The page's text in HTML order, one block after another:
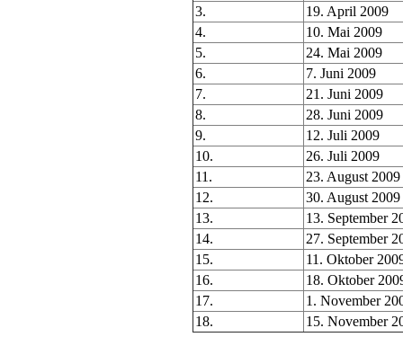
3.
19. April 2009
4.
10. Mai 2009
5.
24. Mai 2009
6.
7. Juni 2009
7.
21. Juni 2009
8.
28. Juni 2009
9.
12. Juli 2009
10.
26. Juli 2009
11.
23. August 2009
12.
30. August 2009
13.
13. September
14.
27. September
15.
11. Oktober
16.
18. Oktober
17.
1. November
18.
15. November